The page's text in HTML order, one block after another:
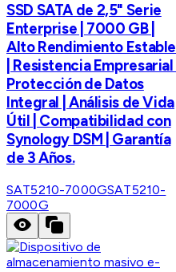
SSD SATA de 2,5" Serie
Enterprise | 7000 GB |
Alto Rendimiento Estable
| Resistencia Empresarial |
Protección de Datos
Integral | Análisis de Vida
Útil | Compatibilidad con
Synology DSM | Garantía
de 3 Años.
SAT5210-7000GSAT5210-
7000G